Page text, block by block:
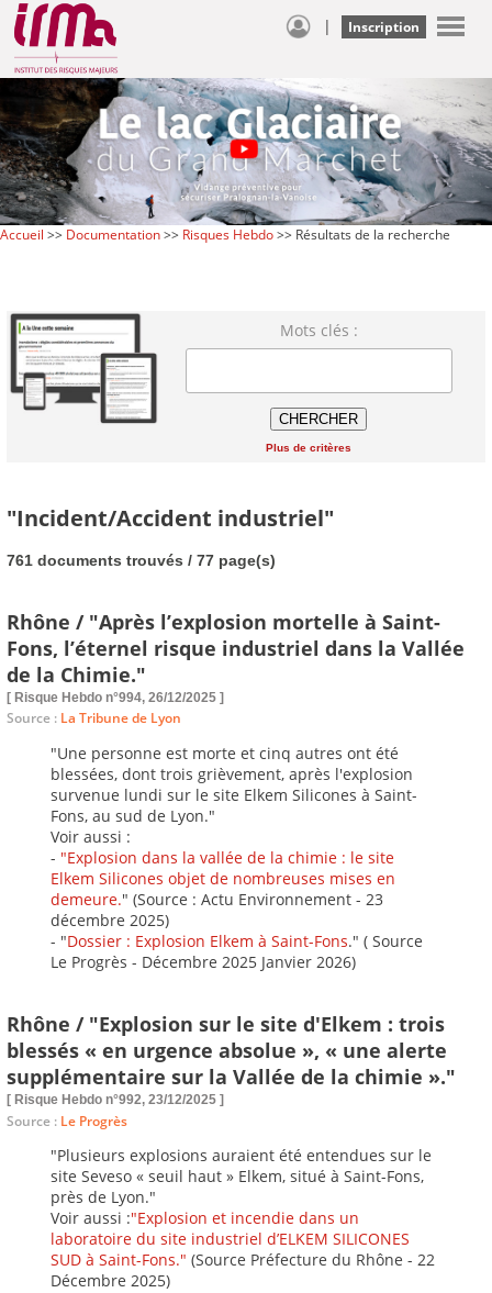
| Inscription
Accueil >> Documentation>> Risques Hebdo>> Résultats de la recherche
Mots clés :
Plus de critères
"Incident/Accident industriel"
761 documents trouvés / 77 page(s)
Rhône / "Après l’explosion mortelle à Saint-
Fons, l’éternel risque industriel dans la Vallée
de la Chimie."
[ Risque Hebdo n°994, 26/12/2025 ]
Source : La Tribune de Lyon
"Une personne est morte et cinq autres ont été
blessées, dont trois grièvement, après l'explosion
survenue lundi sur le site Elkem Silicones à Saint-
Fons, au sud de Lyon."
Voir aussi :
- "Explosion dans la vallée de la chimie : le site
Elkem Silicones objet de nombreuses mises en
demeure." (Source : Actu Environnement - 23
décembre 2025)
- "Dossier : Explosion Elkem à Saint-Fons." ( Source
Le Progrès - Décembre 2025 Janvier 2026)
Rhône / "Explosion sur le site d'Elkem : trois
blessés « en urgence absolue », « une alerte
supplémentaire sur la Vallée de la chimie »."
[ Risque Hebdo n°992, 23/12/2025 ]
Source : Le Progrès
"Plusieurs explosions auraient été entendues sur le
site Seveso « seuil haut » Elkem, situé à Saint-Fons,
près de Lyon."
Voir aussi :"Explosion et incendie dans un
laboratoire du site industriel d’ELKEM SILICONES
SUD à Saint-Fons." (Source Préfecture du Rhône - 22
Décembre 2025)